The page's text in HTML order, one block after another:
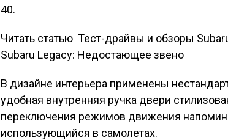
40.
Читать статью Тест-драйвы и обзоры
Subaru Legacy: Недостающее звено
В дизайне интерьера применены
удобная внутренняя ручка двери
переключения режимов движения
использующийся в самолетах.